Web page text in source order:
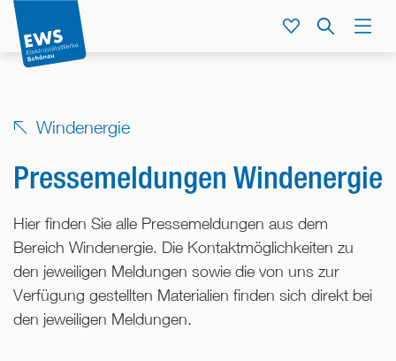
Direkt
zum
Inhalt
Menü
Suche
Service
Windenergie
Pressemeldungen Windenergie
Hier finden Sie alle Pressemeldungen aus dem
Bereich Windenergie. Die Kontaktmöglichkeiten zu
den jeweiligen Meldungen sowie die von uns zur
Verfügung gestellten Materialien finden sich direkt bei
den jeweiligen Meldungen.